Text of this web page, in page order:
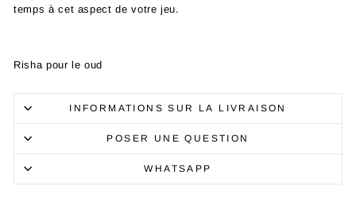
temps à cet aspect de votre jeu.
Risha pour le oud
INFORMATIONS SUR LA LIVRAISON
POSER UNE QUESTION
WHATSAPP